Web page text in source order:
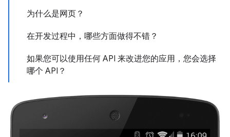
为什么是网页？
在开发过程中，哪些方面做得不错？
如果您可以使用任何 API 来改进您的应用，您会选择
哪个 API？